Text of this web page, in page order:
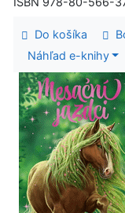
Do košíka
Náhľad e-knihy